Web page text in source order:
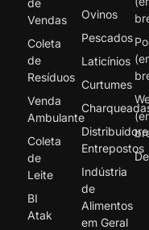
Vendas
Coleta
de
Resíduos
Venda
Ambulante
Coleta
de
Leite
BI
Atak
Ovinos
Pescados
Laticínios
Curtumes
Entrepostos
Indústria
de
Alimentos
em Geral